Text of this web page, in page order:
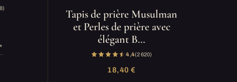
Tapis de prière Musulman
et Perles de prière avec
élégant B…
4,4(2 620)
18,40 €